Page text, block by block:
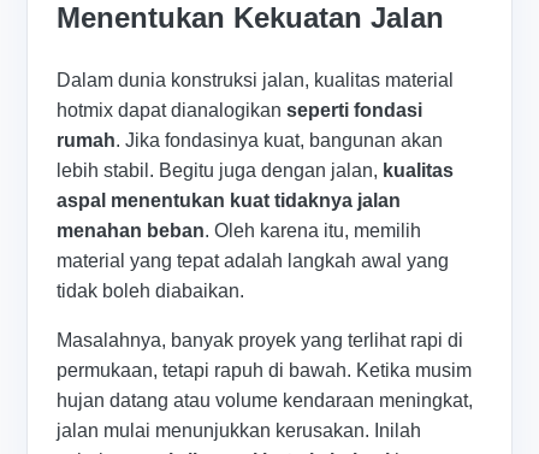
Menentukan Kekuatan Jalan
Dalam dunia konstruksi jalan, kualitas material
hotmix dapat dianalogikanseperti fondasi
rumah. Jika fondasinya kuat, bangunan akan
lebih stabil. Begitu juga dengan jalan, kualitas
aspal menentukan kuat tidaknya jalan
menahan beban. Oleh karena itu, memilih
material yang tepat adalah langkah awal yang
tidak boleh diabaikan.
Masalahnya, banyak proyek yang terlihat rapi di
permukaan, tetapi rapuh di bawah. Ketika musim
hujan datang atau volume kendaraan meningkat,
jalan mulai menunjukkan kerusakan. Inilah